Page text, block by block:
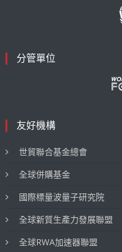
分管單位
友好機構
世貿聯合基金總會
全球併購基金
國際標量波量子研究院
全球新質生產力發展聯盟
全球RWA加速器聯盟